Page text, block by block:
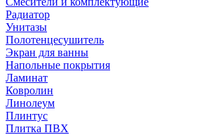
Радиатор
Унитазы
Полотенцесушитель
Экран для ванны
Напольные покрытия
Ламинат
Ковролин
Линолеум
Плинтус
Плитка ПВХ